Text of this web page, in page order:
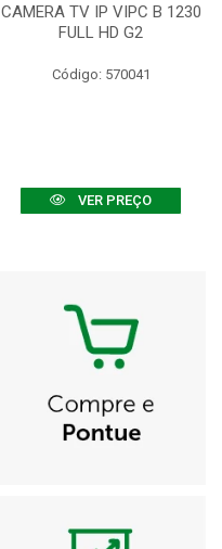
CAMERA TV IP VIPC B 1230
FULL HD G2
Código: 570041
VER PREÇO